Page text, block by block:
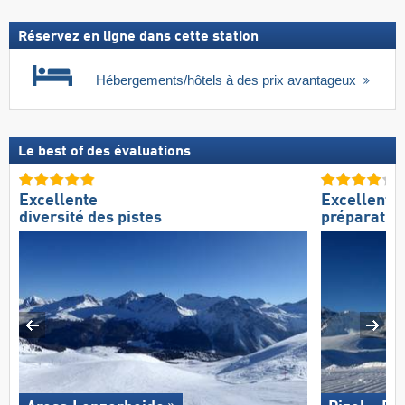
Réservez en ligne dans cette station
Hébergements/hôtels à des prix avantageux
Le best of des évaluations
Excellente
diversité des pistes
Excellente